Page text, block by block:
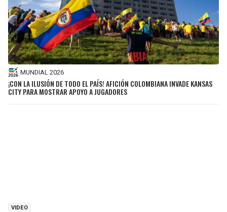
MUNDIAL 2026
¡CON LA ILUSIÓN DE TODO EL PAÍS! AFICIÓN COLOMBIANA INVADE KANSAS
CITY PARA MOSTRAR APOYO A JUGADORES
VIDEO